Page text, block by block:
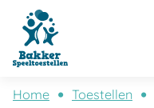
Home Toestellen